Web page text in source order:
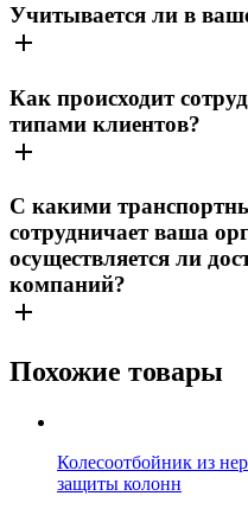
Учитывается ли в
Как происходит
типами клиентов?
С какими
сотрудничает ваша
осуществляется ли
компаний?
Похожие товары
Колесоотбойник из
защиты колонн